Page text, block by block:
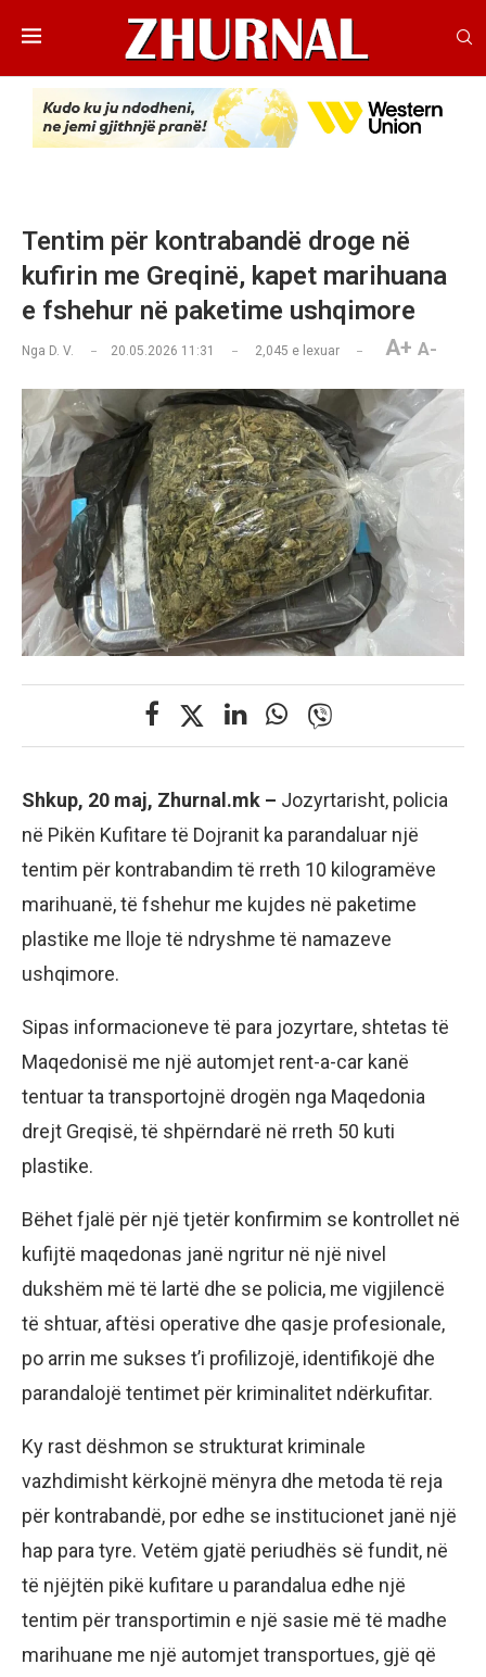
Tentim për kontrabandë droge në
kufirin me Greqinë, kapet marihuana
e fshehur në paketime ushqimore
Nga D. V. 20.05.2026 11:31 2,045 e lexuar A+ A-
Shkup, 20 maj, Zhurnal.mk – Jozyrtarisht, policia
në Pikën Kufitare të Dojranit ka parandaluar një
tentim për kontrabandim të rreth 10 kilogramëve
marihuanë, të fshehur me kujdes në paketime
plastike me lloje të ndryshme të namazeve
ushqimore.
Sipas informacioneve të para jozyrtare, shtetas të
Maqedonisë me një automjet rent-a-car kanë
tentuar ta transportojnë drogën nga Maqedonia
drejt Greqisë, të shpërndarë në rreth 50 kuti
plastike.
Bëhet fjalë për një tjetër konfirmim se kontrollet në
kufijtë maqedonas janë ngritur në një nivel
dukshëm më të lartë dhe se policia, me vigjilencë
të shtuar, aftësi operative dhe qasje profesionale,
po arrin me sukses t’i profilizojë, identifikojë dhe
parandalojë tentimet për kriminalitet ndërkufitar.
Ky rast dëshmon se strukturat kriminale
vazhdimisht kërkojnë mënyra dhe metoda të reja
për kontrabandë, por edhe se institucionet janë një
hap para tyre. Vetëm gjatë periudhës së fundit, në
të njëjtën pikë kufitare u parandalua edhe një
tentim për transportimin e një sasie më të madhe
marihuane me një automjet transportues, gjë që